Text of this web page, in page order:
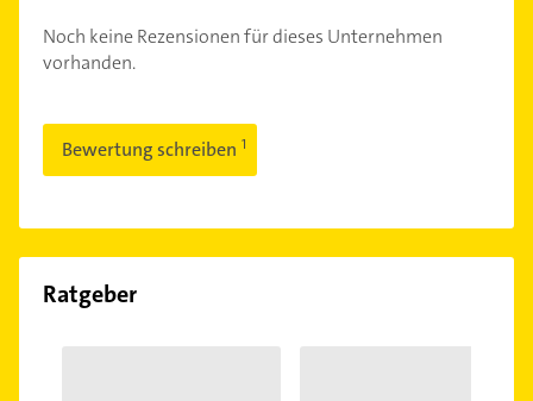
Noch keine Rezensionen für dieses Unternehmen
vorhanden.
Bewertung schreiben
Ratgeber